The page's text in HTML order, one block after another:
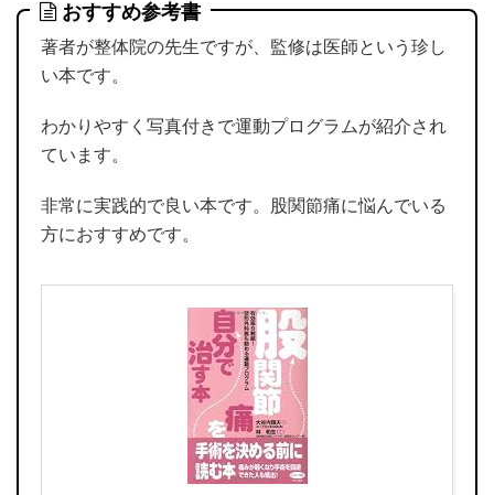
おすすめ参考書
著者が整体院の先生ですが、監修は医師という珍し
い本です。
わかりやすく写真付きで運動プログラムが紹介され
ています。
非常に実践的で良い本です。股関節痛に悩んでいる
方におすすめです。